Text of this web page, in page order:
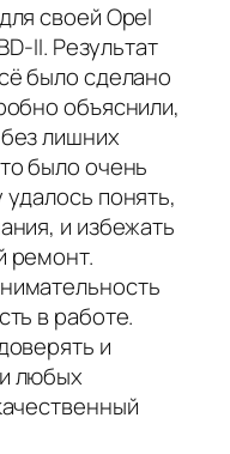
своей Opel
II. Результат
было сделано
объяснили,
лишних
было очень
понять,
и избежать
ремонт.
в работе.
и
любых